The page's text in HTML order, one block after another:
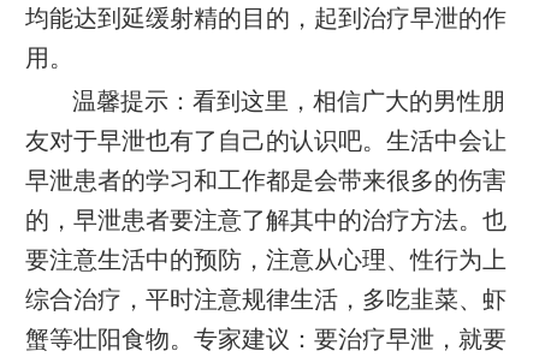
均能达到延缓射精的目的，起到治疗早泄的作
用。
温馨提示：看到这里，相信广大的男性朋
友对于早泄也有了自己的认识吧。生活中会让
早泄患者的学习和工作都是会带来很多的伤害
的，早泄患者要注意了解其中的治疗方法。也
要注意生活中的预防，注意从心理、性行为上
综合治疗，平时注意规律生活，多吃韭菜、虾
蟹等壮阳食物。专家建议：要治疗早泄，就要